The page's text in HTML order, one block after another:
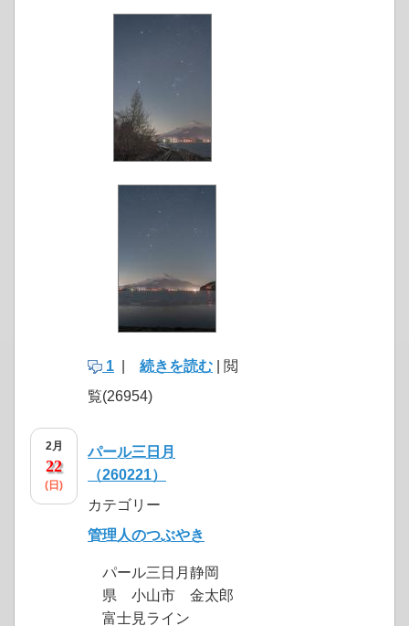
1 続きを読む | 閲
覧(26954)
2月
22
(日)
パール三日月
（260221）
カテゴリー
管理人のつぶやき
パール三日月静岡
県 小山市 金太郎
富士見ライン